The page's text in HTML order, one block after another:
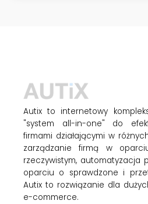
Autix to internetowy
"system all-in-one" do
firmami działającymi w
zarządzanie firmą w
rzeczywistym, automatyzacja
oparciu o sprawdzone i
Autix to rozwiązanie dla
e-commerce.